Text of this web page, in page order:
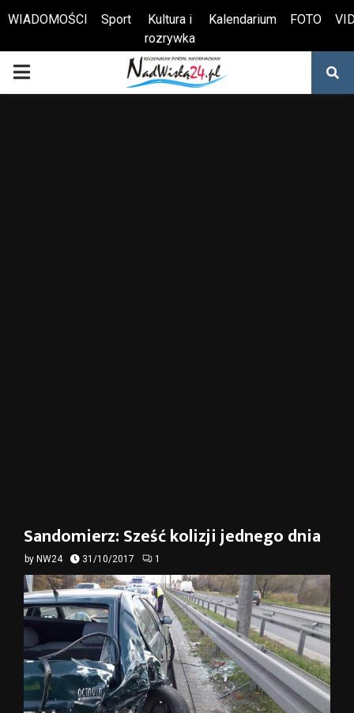
Otwórz pasek narzędzi
WIADOMOŚCI Sport
Kultura i
rozrywka
Kalendarium FOTO
PRIMARY
Sandomierz: Sześć kolizji jednego dnia
by NW24 31/10/2017 1